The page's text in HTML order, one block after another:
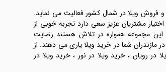
فروش ویلا در شمال کشور فعالیت می نماید.
مشتریان عزیز سعی دارد تجربه خوبی از
این مجموعه همواره در تلاش هستند رضایت
کنند. املاک موسوی با 18 شعبه فعال در مازندران شما در خرید ویلا یاری می دهند. از
رویان ، خرید ویلا در نور ، خرید ویلا در